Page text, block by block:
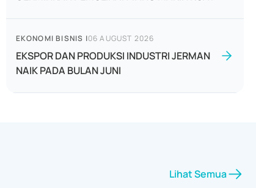
EKONOMI BISNIS |06 AUGUST 2026
EKSPOR DAN PRODUKSI INDUSTRI JERMAN
NAIK PADA BULAN JUNI
Lihat Semua